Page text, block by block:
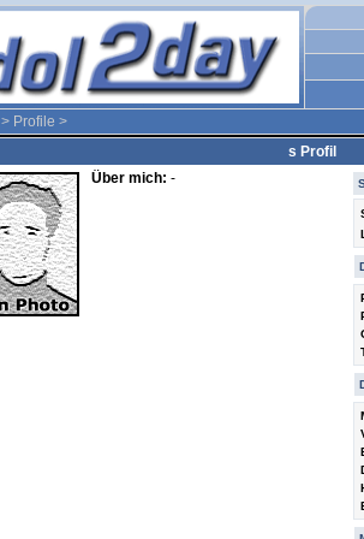
> Profile >
s Profil
Über mich: -